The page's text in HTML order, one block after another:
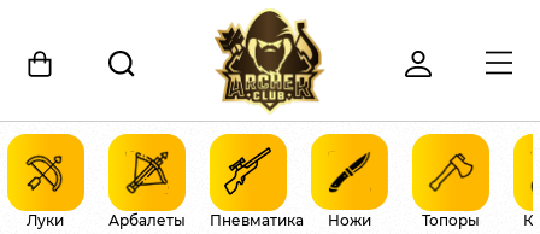
Луки Арбалеты Пневматика Ножи Топоры